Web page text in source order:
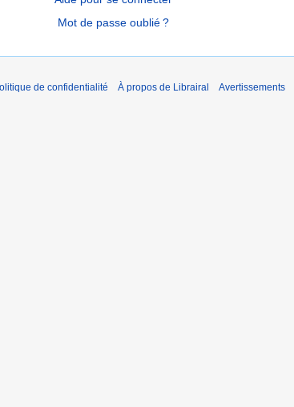
Mot de passe oublié ?
de confidentialité À propos de Librairal Avertissements